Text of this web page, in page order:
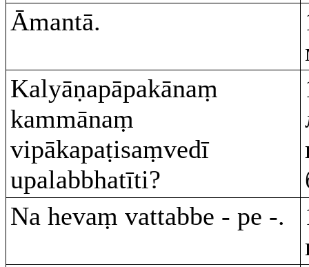
Āmantā.
Kalyāṇapāpakānaṃ
kammānaṃ
vipākapaṭisaṃvedī
upalabbhatīti?
Na hevaṃ vattabbe - pe -.